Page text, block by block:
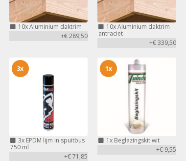
10xAluminium daktrim
+€ 289,50
10xAluminium daktrim
antraciet
+€ 339,50
3xEPDM lijm in spuitbus
750 ml
+€ 71,85
3x
1x Beglazingskit wit
+€ 9,55
1x